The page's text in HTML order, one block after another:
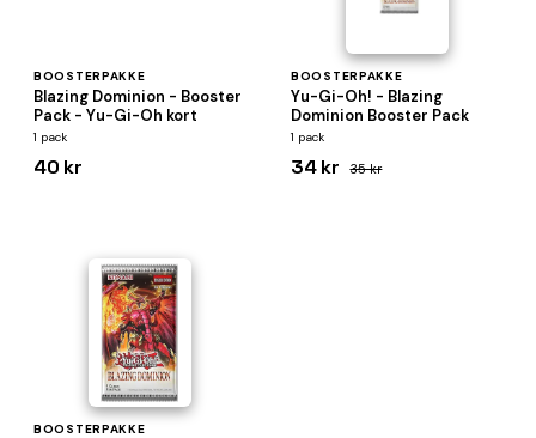
BOOSTERPAKKE
Blazing Dominion - Booster
Pack - Yu-Gi-Oh kort
1 pack
40 kr
BOOSTERPAKKE
Yu-Gi-Oh! - Blazing
Dominion Booster Pack
1 pack
34 kr 35 kr
BOOSTERPAKKE